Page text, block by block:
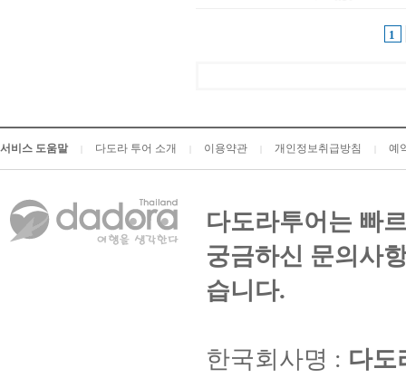
1
서비스 도움말 다도라 투어 소개 이용약관 개인정보취급방침 예
다도라투어는 빠
궁금하신 문의사
습니다.
한국회사명 : 다도